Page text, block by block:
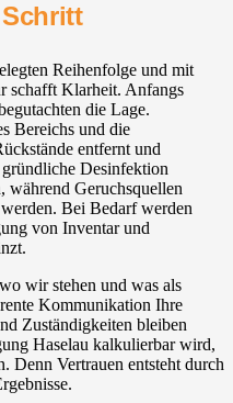
Reihenfolge und mit
schafft Klarheit. Anfangs
die Lage.
Bereichs und die
entfernt und
Desinfektion
während Geruchsquellen
Bei Bedarf werden
von Inventar und
wir stehen und was als
Kommunikation Ihre
Zuständigkeiten bleiben
Haselau kalkulierbar wird,
Denn Vertrauen entsteht durch